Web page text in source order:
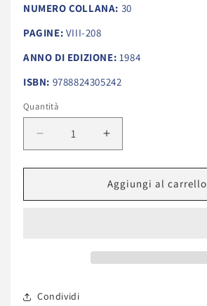
NUMERO COLLANA: 30
PAGINE: VIII-208
ANNO DI EDIZIONE: 1984
ISBN: 9788824305242
Quantità
Diminuisci
quantità
per
Rhopai.
Aumenta
quantità
per
Le
Rhopai.
Aggiungi al carrello
Condividi